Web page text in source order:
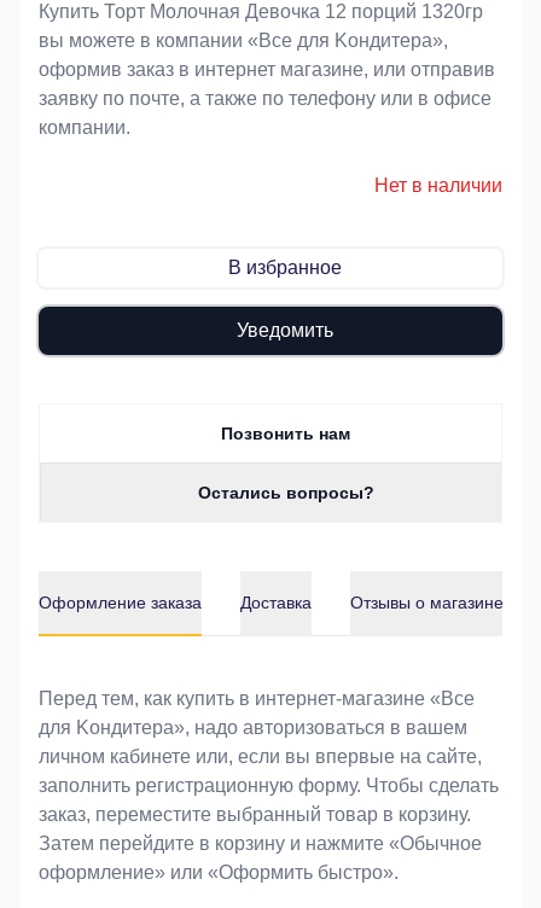
Купить Торт Молочная Девочка 12 порций 1320гр
вы можете в компании «Bce для Koндитeрa»,
оформив заказ в интернет магазине, или отправив
заявку по почте, а также по телефону или в офисе
компании.
Нет в наличии
В избранное
Уведомить
Позвонить нам
Остались вопросы?
Оформление заказа Доставка Отзывы о магазине
Оформление заказа
Перед тем, как купить в интернет-магазине «Bce
для Koндитeрa», надо авторизоваться в вашем
личном кабинете или, если вы впервые на сайте,
заполнить регистрационную форму. Чтобы сделать
заказ, переместите выбранный товар в корзину.
Затем перейдите в корзину и нажмите «Обычное
оформление» или «Оформить быстро».